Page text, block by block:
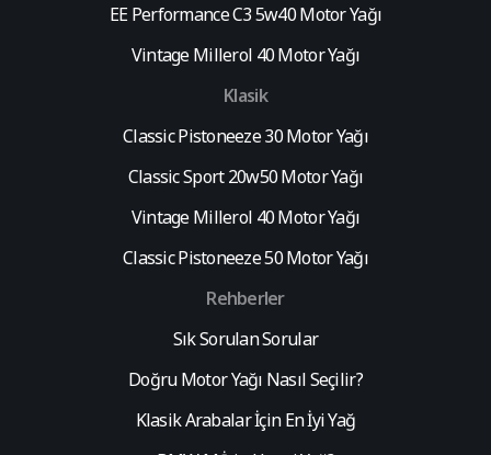
EE Performance C3 5w40 Motor Yağı
Vintage Millerol 40 Motor Yağı
Klasik
Classic Pistoneeze 30 Motor Yağı
Classic Sport 20w50 Motor Yağı
Vintage Millerol 40 Motor Yağı
Classic Pistoneeze 50 Motor Yağı
Rehberler
Sık Sorulan Sorular
Doğru Motor Yağı Nasıl Seçilir?
Klasik Arabalar İçin En İyi Yağ